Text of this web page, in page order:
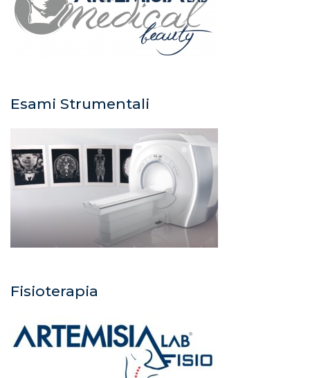
Esami Strumentali
Fisioterapia